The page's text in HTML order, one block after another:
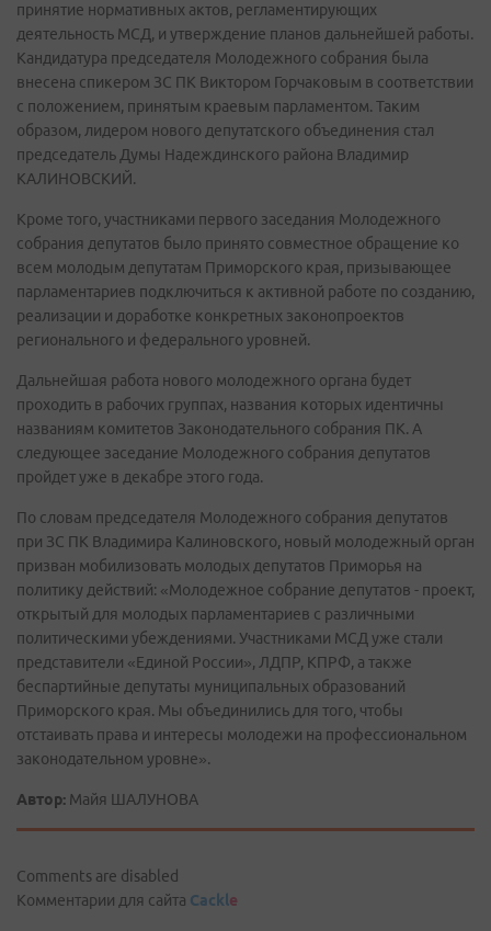
принятие нормативных актов, регламентирующих
деятельность МСД, и утверждение планов дальнейшей работы.
Кандидатура председателя Молодежного собрания была
внесена спикером ЗС ПК Виктором Горчаковым в соответствии
с положением, принятым краевым парламентом. Таким
образом, лидером нового депутатского объединения стал
председатель Думы Надеждинского района Владимир
КАЛИНОВСКИЙ.
Кроме того, участниками первого заседания Молодежного
собрания депутатов было принято совместное обращение ко
всем молодым депутатам Приморского края, призывающее
парламентариев подключиться к активной работе по созданию,
реализации и доработке конкретных законопроектов
регионального и федерального уровней.
Дальнейшая работа нового молодежного органа будет
проходить в рабочих группах, названия которых идентичны
названиям комитетов Законодательного собрания ПК. А
следующее заседание Молодежного собрания депутатов
пройдет уже в декабре этого года.
По словам председателя Молодежного собрания депутатов
при ЗС ПК Владимира Калиновского, новый молодежный орган
призван мобилизовать молодых депутатов Приморья на
политику действий: «Молодежное собрание депутатов - проект,
открытый для молодых парламентариев с различными
политическими убеждениями. Участниками МСД уже стали
представители «Единой России», ЛДПР, КПРФ, а также
беспартийные депутаты муниципальных образований
Приморского края. Мы объединились для того, чтобы
отстаивать права и интересы молодежи на профессиональном
законодательном уровне».
Автор: Майя ШАЛУНОВА
Comments are disabled
Комментарии для сайта Cackle